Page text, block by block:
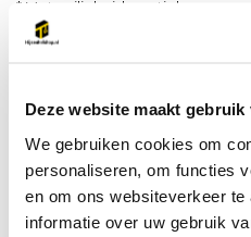
Deze website maakt gebruik
We gebruiken cookies om
personaliseren, om functies
en om ons websiteverkeer
informatie over uw gebruik
* Met veiligheidsventiel
* Lichte, maar robuuste
testcertificaat, CE en handleiding
Productspecificaties